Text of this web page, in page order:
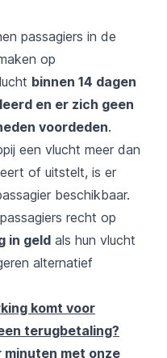
passagiers in de
op
binnen 14 dagen
en er zich geen
voordeden.
een vlucht meer dan
of uitstelt, is er
beschikbaar.
recht op
in geld als hun vlucht
alternatief
komt voor
terugbetaling?
met onze